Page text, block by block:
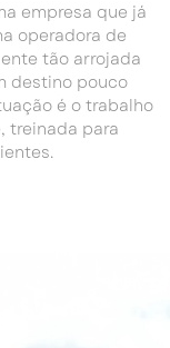
empresa que já
operadora de
tão arrojada
destino pouco
é o trabalho
treinada para